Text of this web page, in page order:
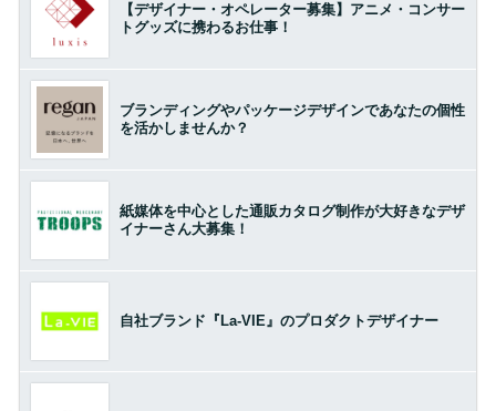
【デザイナー・オペレーター募集】アニメ・コンサー
トグッズに携わるお仕事！
ブランディングやパッケージデザインであなたの個性
を活かしませんか？
紙媒体を中心とした通販カタログ制作が大好きなデザ
イナーさん大募集！
自社ブランド『La-VIE』のプロダクトデザイナー